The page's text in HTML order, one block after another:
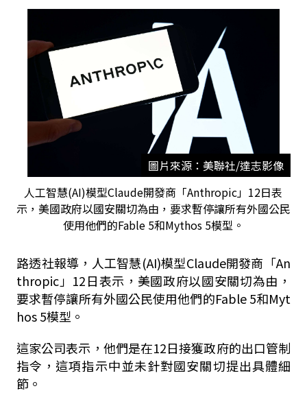
圖片來源：美聯社/達志影像
人工智慧(AI)模型Claude開發商「Anthropic」12日表
示，美國政府以國安關切為由，要求暫停讓所有外國公民
使用他們的Fable 5和Mythos 5模型。
路透社報導，人工智慧(AI)模型Claude開發商「An
thropic」12日表示，美國政府以國安關切為由，
要求暫停讓所有外國公民使用他們的Fable 5和Myt
hos 5模型。
這家公司表示，他們是在12日接獲政府的出口管制
指令，這項指示中並未針對國安關切提出具體細
節。